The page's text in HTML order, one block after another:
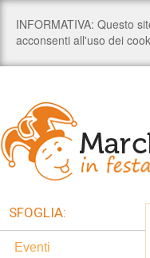
SFOGLIA:
Eventi